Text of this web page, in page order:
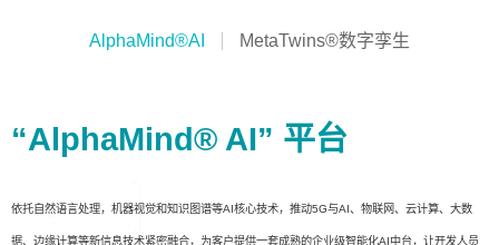
AlphaMind®AI MetaTwins®数字孪生
“AlphaMind® AI” 平台
依托自然语言处理，机器视觉和知识图谱等AI核心技术，推动5G与AI、物联网、云计算、大数
据、边缘计算等新信息技术紧密融合，为客户提供一套成熟的企业级智能化AI中台，让开发人员